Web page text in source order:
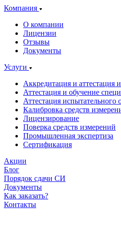
Компания
О компании
Лицензии
Отзывы
Документы
Услуги
Аккредитация и аттестация
Аттестация и обучение
Аттестация испытательного
Калибровка средств
Лицензирование
Поверка средств измерений
Промышленная экспертиза
Сертификация
Акции
Блог
Порядок сдачи СИ
Документы
Как заказать?
Контакты